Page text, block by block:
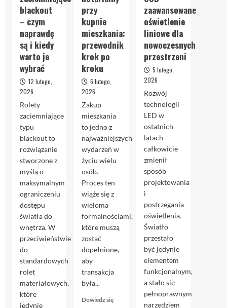
blackout
– czym
naprawdę
są i kiedy
warto je
wybrać
12 lutego,
2026
Rolety
zaciemniające
typu
blackout to
rozwiązanie
stworzone z
myślą o
maksymalnym
ograniczeniu
dostępu
światła do
wnętrza. W
przeciwieństwie
do
standardowych
rolet
materiałowych,
które
jedynie
przy
kupnie
mieszkania:
przewodnik
krok po
kroku
6 lutego,
2026
Zakup
mieszkania
to jedno z
najważniejszych
wydarzeń w
życiu wielu
osób.
Proces ten
wiąże się z
wieloma
formalnościami,
które muszą
zostać
dopełnione,
aby
transakcja
była...
Dowiedz się
zaawansowane
oświetlenie
liniowe dla
nowoczesnych
przestrzeni
5 lutego,
2026
Rozwój
technologii
LED w
ostatnich
latach
całkowicie
zmienił
sposób
projektowania
i
postrzegania
oświetlenia.
Światło
przestało
być jedynie
elementem
funkcjonalnym,
a stało się
pełnoprawnym
narzędziem